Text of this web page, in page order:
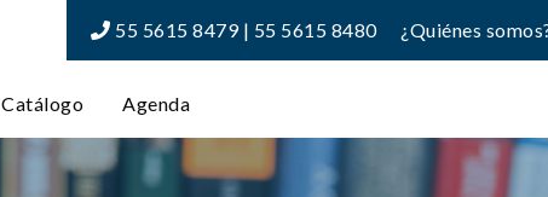
55 5615 8479 | 55 5615 8480 ¿Quiénes
Catálogo Agenda